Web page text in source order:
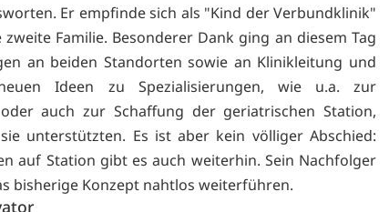
Er empfinde sich als "Kind der Verbundklinik"
Familie. Besonderer Dank ging an diesem Tag
an beiden Standorten sowie an Klinikleitung und
Ideen zu Spezialisierungen, wie u.a. zur
auch zur Schaffung der geriatrischen Station,
unterstützten. Es ist aber kein völliger Abschied:
auf Station gibt es auch weiterhin. Sein Nachfolger
bisherige Konzept nahtlos weiterführen.